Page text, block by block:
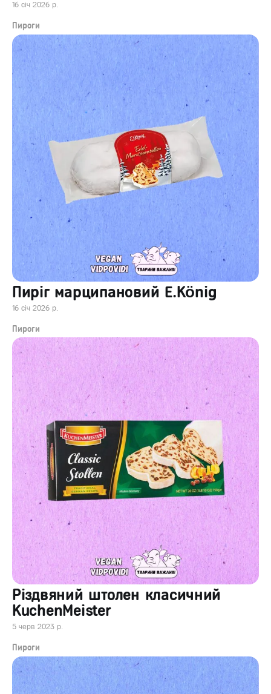
16 січ 2026 р.
Пироги
Пиріг марципановий E.König
16 січ 2026 р.
Пироги
Різдвяний штолен класичний
KuchenMeister
5 черв 2023 р.
Пироги